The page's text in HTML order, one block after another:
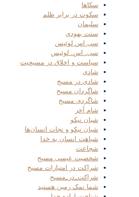
سکاها
سکوت در برابر ظلم
سلیمان
سنت یهودی
سی اس لوئیس
سی. اس. لوئیس
سیاست و اخلاق در مسیحیت
شادی
شادی در مسیح
شاگردان مسیح
شاگردی مسیح
شام آخر
شبان نیکو
شبان نیکو و نجات انسان‌ها
شباهت انسان به خدا
شجاعت
شخصیت عیسی مسیح
شراکت در امتیازات مسیح
شراکت_در_مسیح
شما نمک زمین هستید